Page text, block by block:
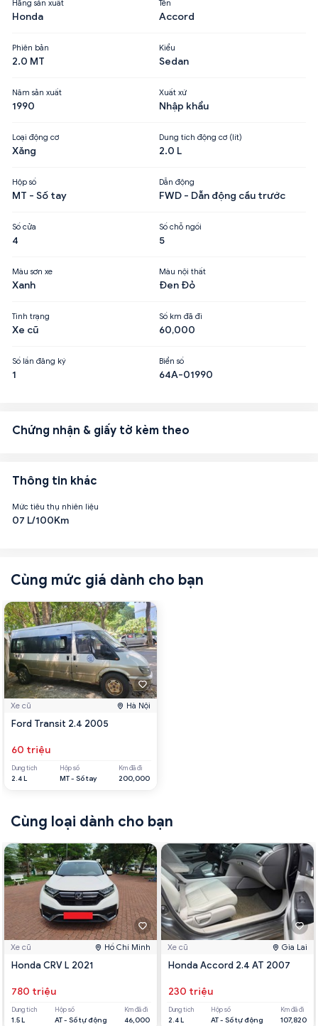
Hãng sản xuất
Honda
Tên
Accord
Phiên bản
2.0 MT
Kiểu
Sedan
Năm sản xuất
1990
Xuất xứ
Nhập khẩu
Loại động cơ
Xăng
Dung tích động cơ (lít)
2.0 L
Hộp số
MT - Số tay
Dẫn động
FWD - Dẫn động cầu trước
Số cửa
4
Số chỗ ngồi
5
Màu sơn xe
Xanh
Màu nội thất
Đen Đỏ
Tình trạng
Xe cũ
Số km đã đi
60,000
Số lần đăng ký
1
Biển số
64A-01990
Chứng nhận & giấy tờ kèm theo
Thông tin khác
Mức tiêu thụ nhiên liệu
07 L/100Km
Cùng mức giá dành cho bạn
Xe cũ Hà Nội
Ford Transit 2.4 2005
60 triệu
Dung tích
2.4 L
Hộp số
MT - Số tay
Km đã đi
200,000
Cùng loại dành cho bạn
Xe cũ Hồ Chí Minh
Honda CRV L 2021
780 triệu
Dung tích
1.5 L
Hộp số
AT - Số tự động
Km đã đi
46,000
Xe cũ Gia Lai
Honda Accord 2.4 AT 2007
230 triệu
Dung tích
2.4 L
Hộp số
AT - Số tự động
Km đã đi
107,820